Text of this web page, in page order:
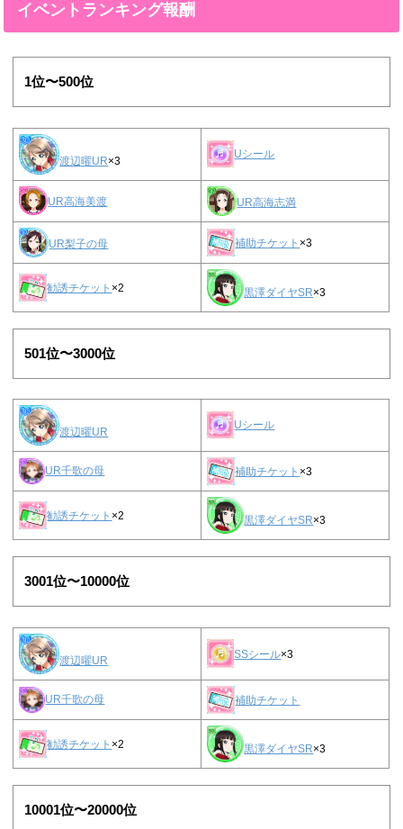
イベントランキング報酬
1位〜500位
渡辺曜UR×3
Uシール
UR高海美渡 UR高海志満
UR梨子の母 補助チケット ×3
勧誘チケット ×2 黒澤ダイヤSR×3
501位〜3000位
渡辺曜UR
Uシール
UR千歌の母 補助チケット ×3
勧誘チケット ×2 黒澤ダイヤSR×3
3001位〜10000位
渡辺曜UR SSシール×3
UR千歌の母 補助チケット
勧誘チケット ×2 黒澤ダイヤSR×3
10001位〜20000位